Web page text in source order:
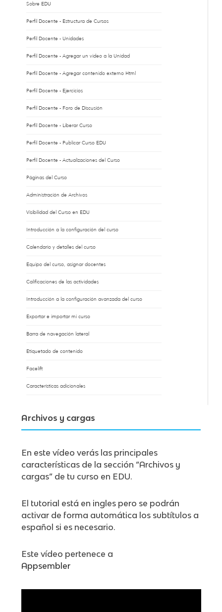
Sobre EDU
Perfil Docente - Estructura de Cursos
Perfil Docente - Unidades
Perfil Docente - Agregar un vídeo a la Unidad
Perfil Docente - Agregar contenido externo Html
Perfil Docente - Ejercicios
Perfil Docente - Foro de Discusión
Perfil Docente - Liberar Curso
Perfil Docente - Publicar Curso EDU
Perfil Docente - Actualizaciones del Curso
Páginas del Curso
Administración de Archivos
Visibilidad del Curso en EDU
Introducción a la configuración del curso
Calendario y detalles del curso
Equipo del curso, asignar docentes
Calificaciones de las actividades
Introducción a la configuración avanzada del curso
Exportar e importar mi curso
Barra de navegación lateral
Etiquetado de contenido
Facelift
Características adicionales
Archivos y cargas
En este vídeo verás las principales
características de la sección “Archivos y
cargas” de tu curso en EDU.
El tutorial está en ingles pero se podrán
activar de forma automática los subtítulos a
español si es necesario.
Este vídeo pertenece a
Appsembler